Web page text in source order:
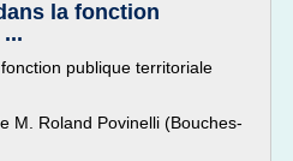
la fonction
publique territoriale
M. Roland Povinelli (Bouches-